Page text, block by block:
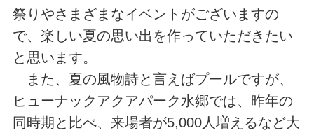
祭りやさまざまなイベントがございますの
で、楽しい夏の思い出を作っていただきたい
と思います。
また、夏の風物詩と言えばプールですが、
ヒューナックアクアパーク水郷では、昨年の
同時期と比べ、来場者が5,000人増えるなど大